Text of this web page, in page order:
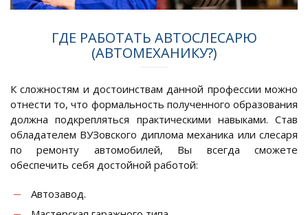
ГДЕ РАБОТАТЬ АВТОСЛЕСАРЮ
(АВТОМЕХАНИКУ?)
К сложностям и достоинствам данной профессии можно
отнести то, что формальность полученного образования
должна подкрепляться практическими навыками. Став
обладателем ВУЗовского диплома механика или слесаря
по ремонту автомобилей, Вы всегда сможете
обеспечить себя достойной работой:
Автозавод.